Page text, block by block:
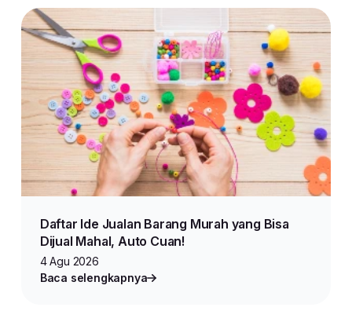
Daftar Ide Jualan Barang Murah yang Bisa
Dijual Mahal, Auto Cuan!
4 Agu 2026
Baca selengkapnya